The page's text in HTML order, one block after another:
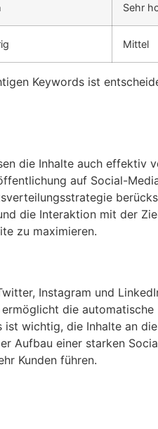
Sehr
Mittel
Keywords ist
die Inhalte auch effektiv
auf Social-
die Interaktion mit der
zu maximieren.
Instagram und
die automatische
wichtig, die Inhalte an
Aufbau einer starken
Kunden führen.